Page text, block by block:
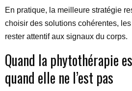
En pratique, la meilleure stratégie
choisir des solutions cohérentes,
rester attentif aux signaux du corps.
Quand la phytothérapie
quand elle ne l’est pas